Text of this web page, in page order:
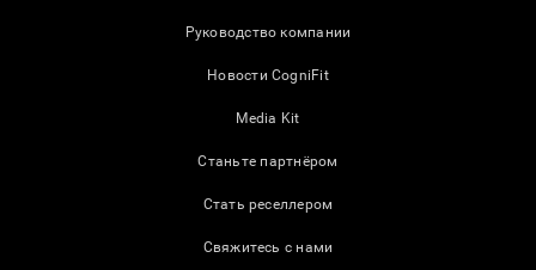
Руководство компании
Новости CogniFit
Media Kit
Станьте партнёром
Стать реселлером
Свяжитесь с нами